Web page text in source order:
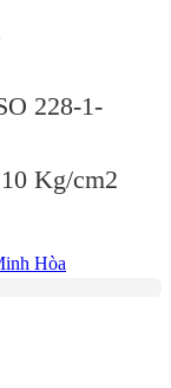
228-1-
Kg/cm2
Hòa